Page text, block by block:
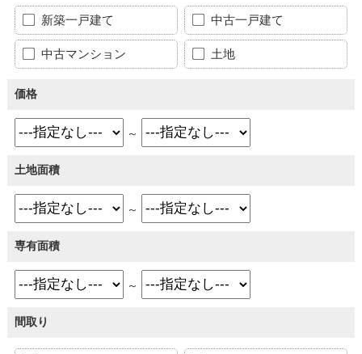
新築一戸建て 中古一戸建て
中古マンション 土地
価格
～
土地面積
～
専有面積
～
間取り